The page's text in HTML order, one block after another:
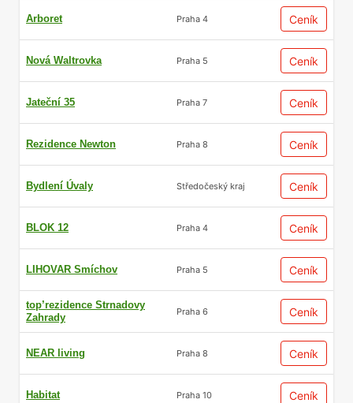
Arboret Praha 4 Ceník
Nová Waltrovka Praha 5 Ceník
Jateční 35 Praha 7 Ceník
Rezidence Newton Praha 8 Ceník
Bydlení Úvaly Středočeský kraj Ceník
BLOK 12 Praha 4 Ceník
LIHOVAR Smíchov Praha 5 Ceník
top’rezidence Strnadovy
Zahrady
Praha 6 Ceník
NEAR living Praha 8 Ceník
Habitat Praha 10 Ceník